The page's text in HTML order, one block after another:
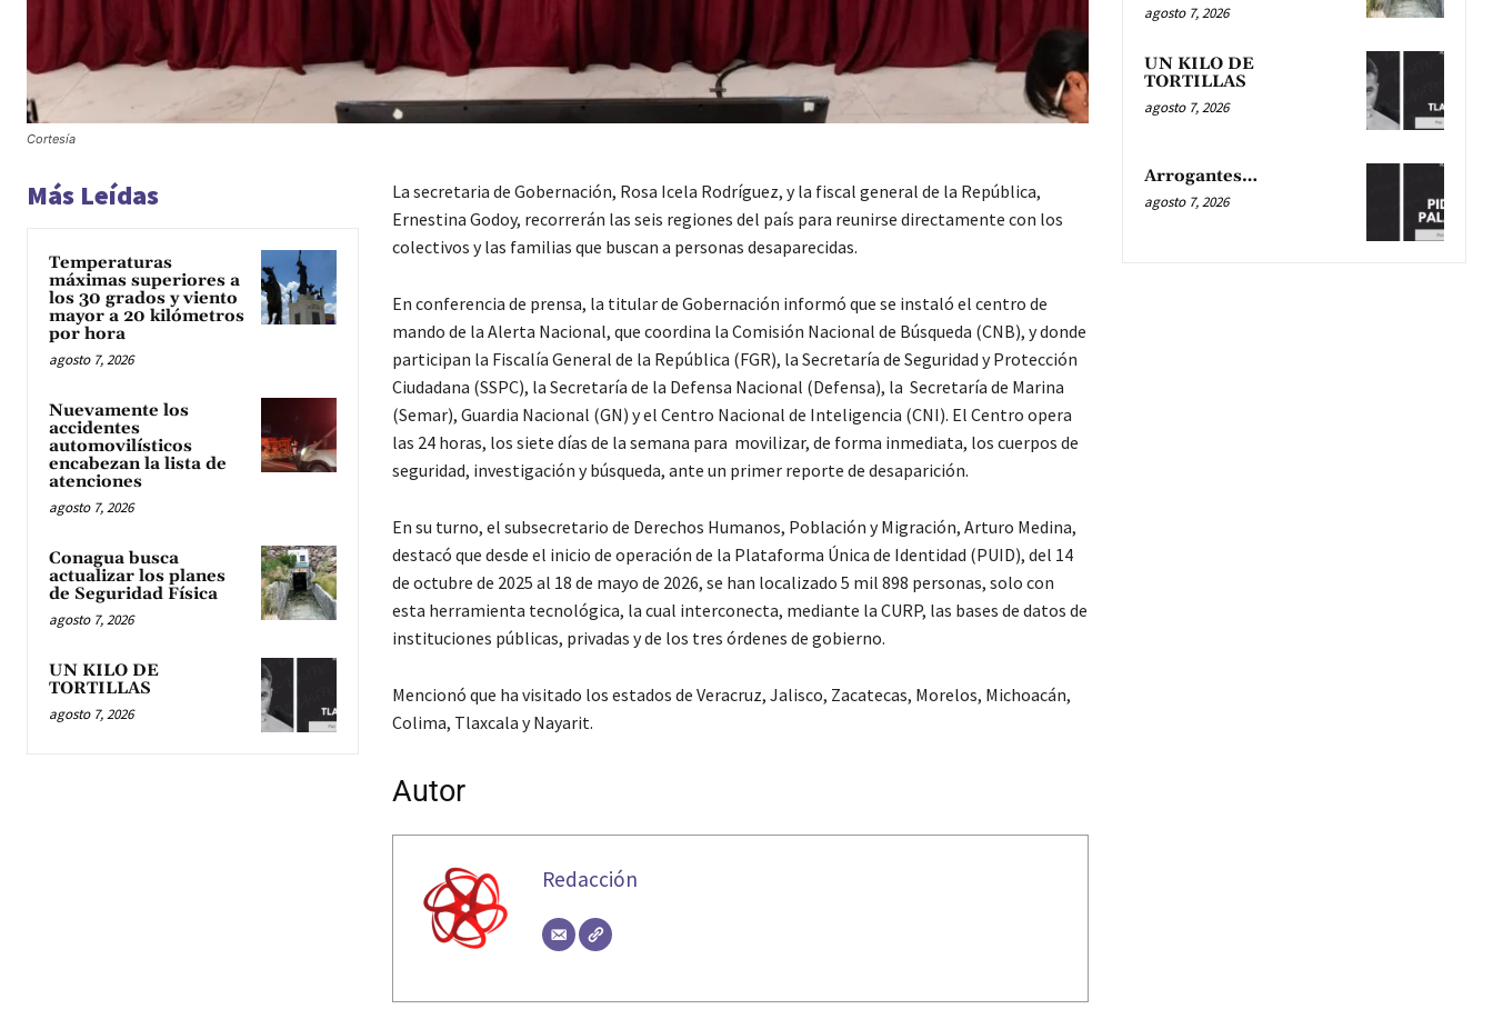
Cortesía
Más Leídas
Temperaturas
máximas superiores a
los 30 grados y viento
mayor a 20 kilómetros
por hora
agosto 7, 2026
Nuevamente los
accidentes
automovilísticos
encabezan la lista de
atenciones
agosto 7, 2026
Conagua busca
actualizar los planes
de Seguridad Física
agosto 7, 2026
UN KILO DE
TORTILLAS
agosto 7, 2026
La secretaria de Gobernación, Rosa Icela Rodríguez, y la fiscal general de la República,
Ernestina Godoy, recorrerán las seis regiones del país para reunirse directamente con los
colectivos y las familias que buscan a personas desaparecidas.
En conferencia de prensa, la titular de Gobernación informó que se instaló el centro de
mando de la Alerta Nacional, que coordina la Comisión Nacional de Búsqueda (CNB), y donde
participan la Fiscalía General de la República (FGR), la Secretaría de Seguridad y Protección
Ciudadana (SSPC), la Secretaría de la Defensa Nacional (Defensa), la Secretaría de Marina
(Semar), Guardia Nacional (GN) y el Centro Nacional de Inteligencia (CNI). El Centro opera
las 24 horas, los siete días de la semana para movilizar, de forma inmediata, los cuerpos de
seguridad, investigación y búsqueda, ante un primer reporte de desaparición.
En su turno, el subsecretario de Derechos Humanos, Población y Migración, Arturo Medina,
destacó que desde el inicio de operación de la Plataforma Única de Identidad (PUID), del 14
de octubre de 2025 al 18 de mayo de 2026, se han localizado 5 mil 898 personas, solo con
esta herramienta tecnológica, la cual interconecta, mediante la CURP, las bases de datos de
instituciones públicas, privadas y de los tres órdenes de gobierno.
Mencionó que ha visitado los estados de Veracruz, Jalisco, Zacatecas, Morelos, Michoacán,
Colima, Tlaxcala y Nayarit.
Autor
Redacción
agosto 7, 2026
UN KILO DE
TORTILLAS
agosto 7, 2026
Arrogantes…
agosto 7, 2026